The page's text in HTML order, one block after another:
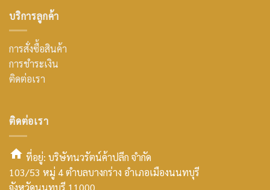
บริการลูกค้า
การสั่งซื้อสินค้า
การชำระเงิน
ติดต่อเรา
ติดต่อเรา
smt2
ที่อยู่: บริษัทนวรัตน์ค้าปลีก จำกัด
103/53 หมู่ 4 ตำบลบางกร่าง อำเภอเมืองนนทบุรี
จังหวัดนนทบุรี 11000